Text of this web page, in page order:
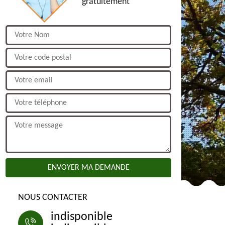
NOUS CONTACTER
indisponible